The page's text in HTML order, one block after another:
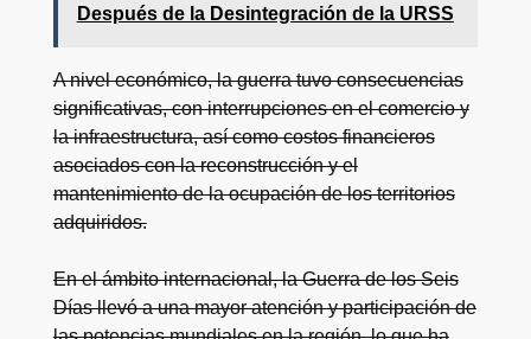
Después de la Desintegración de la URSS
A nivel económico, la guerra tuvo consecuencias
significativas, con interrupciones en el comercio y
la infraestructura, así como costos financieros
asociados con la reconstrucción y el
mantenimiento de la ocupación de los territorios
adquiridos.
En el ámbito internacional, la Guerra de los Seis
Días llevó a una mayor atención y participación de